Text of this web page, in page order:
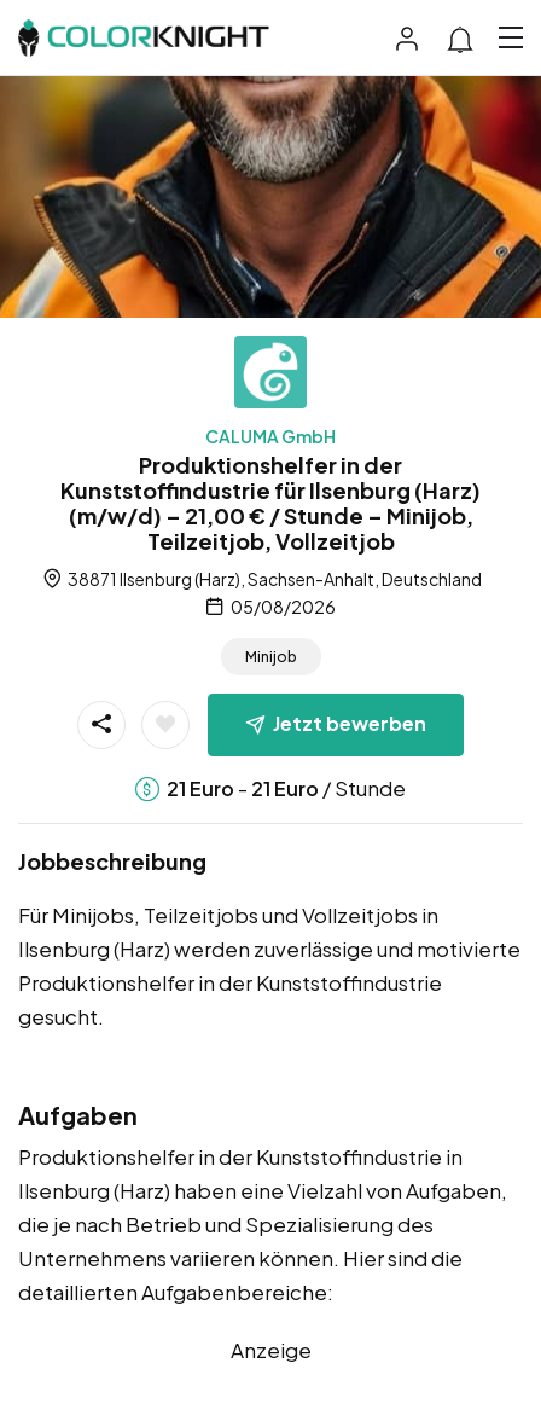
CALUMA GmbH
Produktionshelfer in der
Kunststoffindustrie für Ilsenburg (Harz)
(m/w/d) – 21,00 € / Stunde – Minijob,
Teilzeitjob, Vollzeitjob
38871 Ilsenburg (Harz), Sachsen-Anhalt, Deutschland
05/08/2026
Minijob
Jetzt bewerben
21 Euro - 21 Euro / Stunde
Jobbeschreibung
Für Minijobs, Teilzeitjobs und Vollzeitjobs in
Ilsenburg (Harz) werden zuverlässige und motivierte
Produktionshelfer in der Kunststoffindustrie
gesucht.
Aufgaben
Produktionshelfer in der Kunststoffindustrie in
Ilsenburg (Harz) haben eine Vielzahl von Aufgaben,
die je nach Betrieb und Spezialisierung des
Unternehmens variieren können. Hier sind die
detaillierten Aufgabenbereiche:
Anzeige